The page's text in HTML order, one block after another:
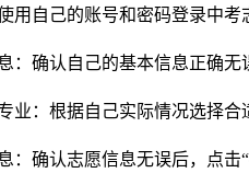
用自己的账号和密码登录中考
：确认自己的基本信息正确无
业：根据自己实际情况选择
：确认志愿信息无误后，点击